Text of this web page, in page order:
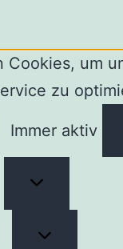
Cookies, um
zu
Immer aktiv